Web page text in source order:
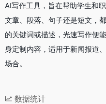
AI写作工具，旨在帮助学生和
文章、段落、句子还是短文，
的关键词或描述，光速写作便
身定制内容，适用于新闻报道
场合。
数据统计